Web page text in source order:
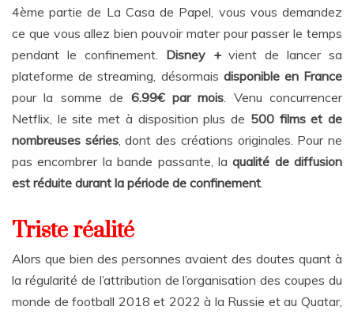
4ème partie de La Casa de Papel, vous vous demandez
ce que vous allez bien pouvoir mater pour passer le temps
pendant le confinement. Disney +vient de lancer sa
plateforme de streaming, désormais disponible en France
pour la somme de 6.99€ par mois. Venu concurrencer
Netflix, le site met à disposition plus de 500 films et de
nombreuses séries, dont des créations originales. Pour ne
pas encombrer la bande passante, laqualité de diffusion
est réduite durant la période de confinement.
Triste réalité
Alors que bien des personnes avaient des doutes quant à
la régularité de l’attribution de l’organisation des coupes du
monde de football 2018 et 2022 à la Russie et au Quatar,